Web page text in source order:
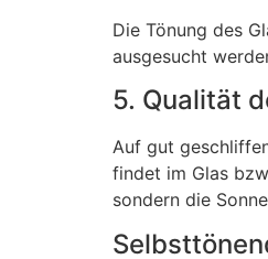
Die Tönung des
ausgesucht
5. Qualität
Auf gut
findet im Glas
sondern die